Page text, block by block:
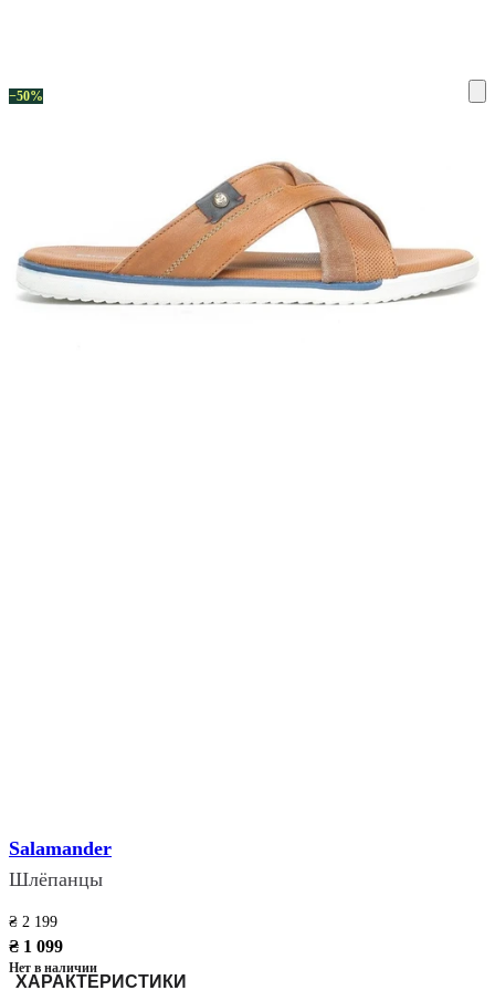
−50%
Salamander
Шлёпанцы
₴ 2 199
₴ 1 099
Нет в наличии
ХАРАКТЕРИСТИКИ